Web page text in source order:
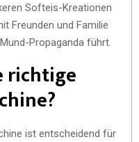
Softeis-Kreationen
Freunden und Familie
Propaganda führt.
richtige
ist entscheidend für